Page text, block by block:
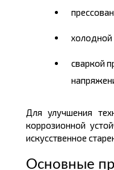
сваркой
Для улучшения
коррозионной
искусственное
Основные